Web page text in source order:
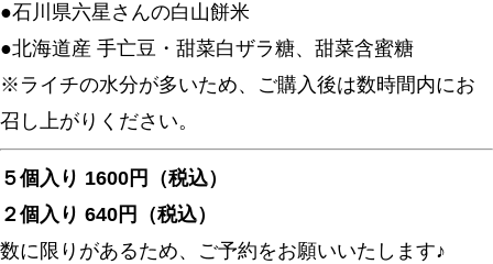
●石川県六星さんの白山餅米
●北海道産 手亡豆・甜菜白ザラ糖、甜菜含蜜糖
※ライチの水分が多いため、ご購入後は数時間内にお
召し上がりください。
５個入り 1600円（税込）
２個入り 640円（税込）
数に限りがあるため、ご予約をお願いいたします♪